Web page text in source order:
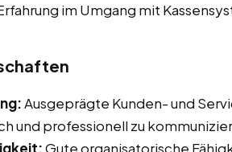
im Umgang mit
Ausgeprägte Kunden- und
und professionell zu
Gute organisatorische